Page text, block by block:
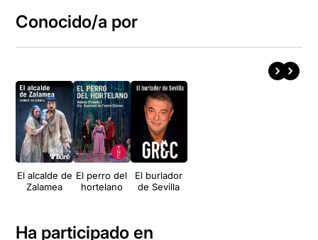
Conocido/a por
El alcalde de
Zalamea
El perro del
hortelano
El burlador
de Sevilla
Ha participado en